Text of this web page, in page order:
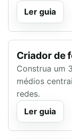
Ler guia
Criador de
Construa um
médios
redes.
Ler guia